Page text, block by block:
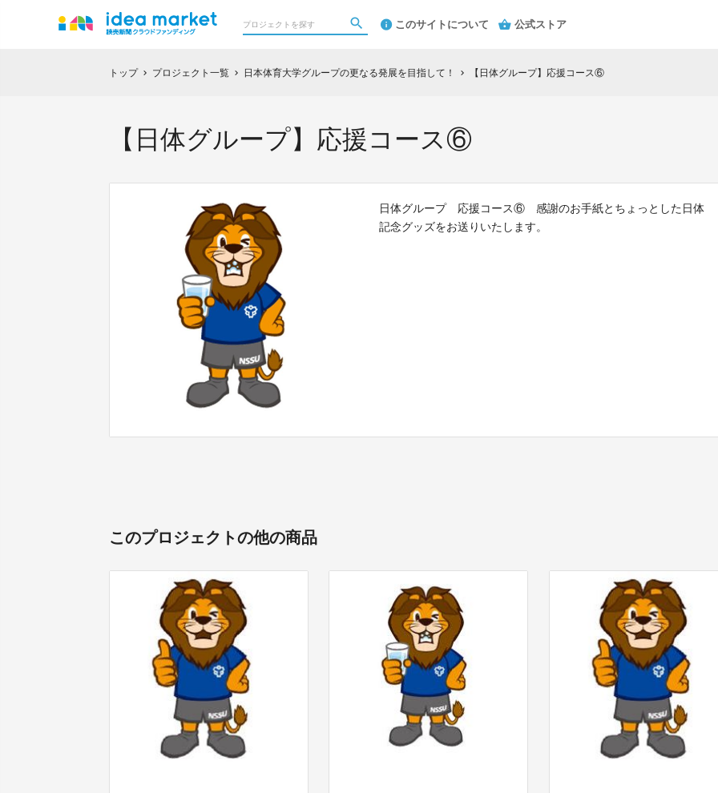
このサイトについて 公式ストア
トップ chevron_right プロジェクト一覧 chevron_right 日本体育大学グループの更なる発展を目指して！ chevron_right 【日体グループ】応援コース⑥
【日体グループ】応援コース⑥
日体グループ 応援コース⑥ 感謝のお手紙とちょっとした日体
記念グッズをお送りいたします。
このプロジェクトの他の商品